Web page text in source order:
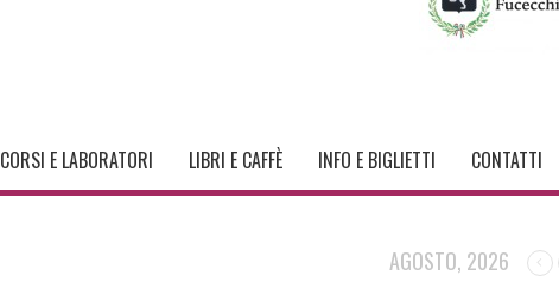
CORSI E LABORATORI LIBRI E CAFFÈ INFO E BIGLIETTI CONTATTI
AGOSTO, 2026